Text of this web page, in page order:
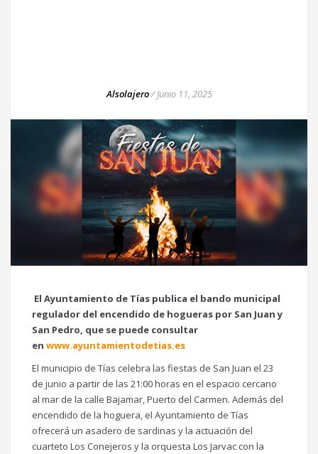
Alsolajero/Junio 11, 2025
El Ayuntamiento de Tías publica el bando municipal
regulador del encendido de hogueras por San Juan y
San Pedro, que se puede consultar
en www.ayuntamientodetias.es
El municipio de Tías celebra las fiestas de San Juan el 23
de junio a partir de las 21:00 horas en el espacio cercano
al mar de la calle Bajamar, Puerto del Carmen. Además del
encendido de la hoguera, el Ayuntamiento de Tías
ofrecerá un asadero de sardinas y la actuación del
cuarteto Los Conejeros y la orquesta Los Jarvac con la